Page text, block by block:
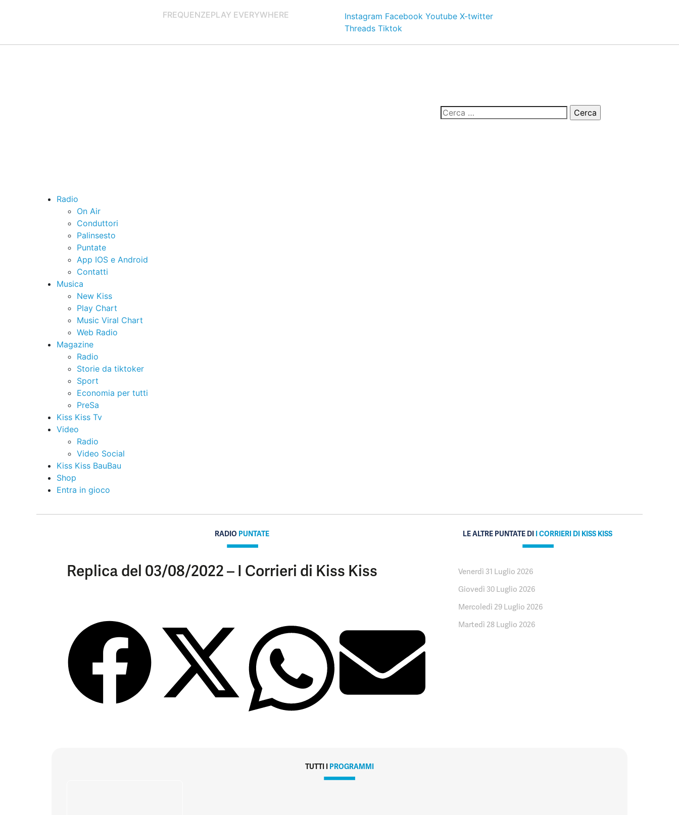
FREQUENZEPLAY EVERYWHERE Instagram Facebook Youtube X-twitter
Threads Tiktok
Radio
On Air
Conduttori
Palinsesto
Puntate
App IOS e Android
Contatti
Musica
New Kiss
Play Chart
Music Viral Chart
Web Radio
Magazine
Radio
Storie da tiktoker
Sport
Economia per tutti
PreSa
Kiss Kiss Tv
Video
Radio
Video Social
Kiss Kiss BauBau
Shop
Entra in gioco
RADIO PUNTATE
Replica del 03/08/2022 – I Corrieri di Kiss Kiss
LE ALTRE PUNTATE DI I CORRIERI DI KISS KISS
Venerdì 31 Luglio 2026
Giovedì 30 Luglio 2026
Mercoledì 29 Luglio 2026
Martedì 28 Luglio 2026
TUTTI I PROGRAMMI